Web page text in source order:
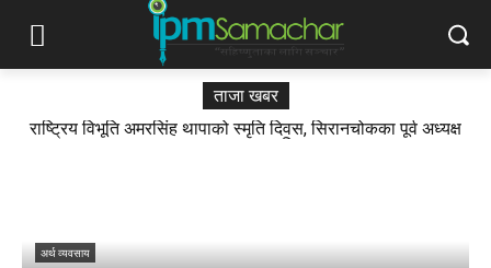
ताजा खबर
राष्ट्रिय विभूति अमरसिंह थापाको स्मृति दिवस, सिरानचोकका पूर्व अध्यक्ष
अर्थ व्यवसाय